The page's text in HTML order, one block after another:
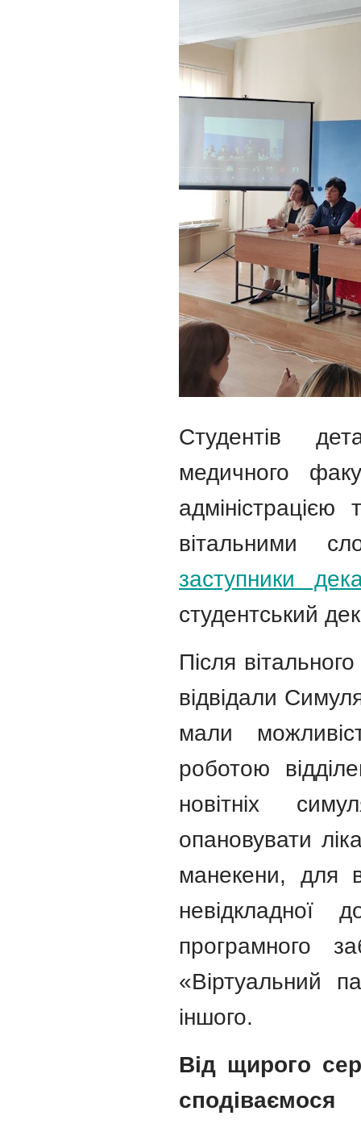
Студентів
медичного
вітальними
заступники
студентський
Після
відвідали
мали
роботою
новітніх
опановувати
манекени, для
невідкладної
програмного
«Віртуальний
іншого.
Від щирого